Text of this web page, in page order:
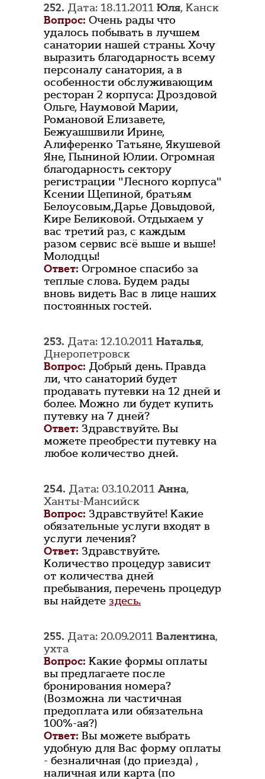
252. Дата: 18.11.2011 Юля, Канск
Вопрос: Очень рады что
удалось побывать в лучшем
санатории нашей страны. Хочу
выразить благодарность всему
персоналу санатория, а в
особенности обслуживающим
ресторан 2 корпуса: Дроздовой
Ольге, Наумовой Марии,
Романовой Елизавете,
Бежуашшвили Ирине,
Алиференко Татьяне, Якушевой
Яне, Пыниной Юлии. Огромная
благодарность сектору
регистрации "Лесного корпуса"
Ксении Щепиной, братьям
Белоусовым,Дарье Довыдовой,
Кире Беликовой. Отдыхаем у
вас третий раз, с каждым
разом сервис всё выше и выше!
Молодцы!
Ответ: Огромное спасибо за
теплые слова. Будем рады
вновь видеть Вас в лице наших
постоянных гостей.
253. Дата: 12.10.2011 Наталья,
Днеропетровск
Вопрос: Добрый день. Правда
ли, что санаторий будет
продавать путевки на 12 дней и
более. Можно ли будет купить
путевку на 7 дней?
Ответ: Здравствуйте. Вы
можете преобрести путевку на
любое количество дней.
254. Дата: 03.10.2011Анна,
Ханты-Мансийск
Вопрос: Здравствуйте! Какие
обязательные услуги входят в
услуги лечения?
Ответ: Здравствуйте.
Количество процедур зависит
от количества дней
пребывания, перечень процедур
вы найдете здесь.
255. Дата: 20.09.2011 Валентина,
ухта
Вопрос: Какие формы оплаты
вы предлагаете после
бронирования номера?
(Возможна ли частичная
предоплата или обязательна
100%-ая?)
Ответ: Вы можете выбрать
удобную для Вас форму оплаты
- безналичная (до приезда) ,
наличная или карта (по